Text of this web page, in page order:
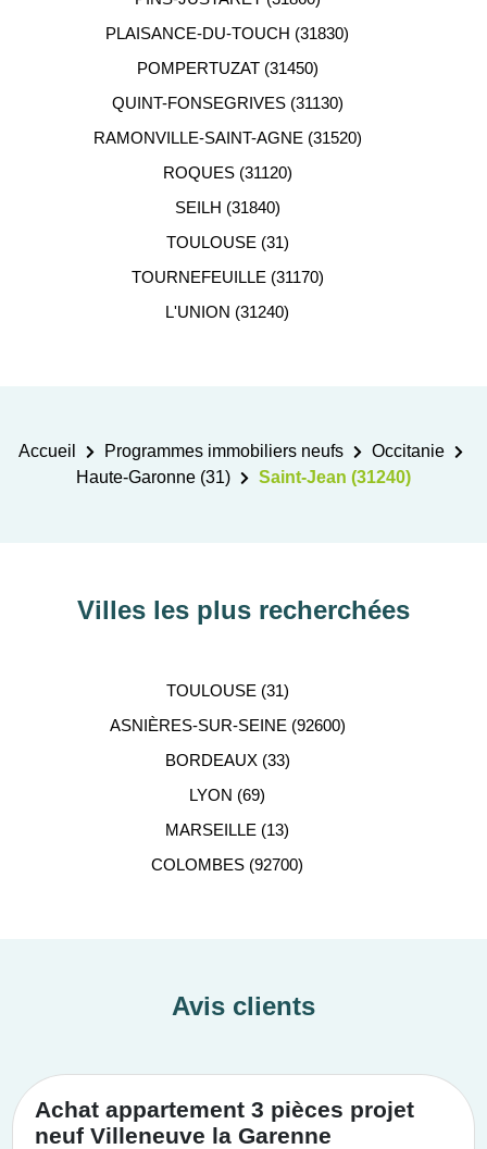
PLAISANCE-DU-TOUCH (31830)
POMPERTUZAT (31450)
QUINT-FONSEGRIVES (31130)
RAMONVILLE-SAINT-AGNE (31520)
ROQUES (31120)
SEILH (31840)
TOULOUSE (31)
TOURNEFEUILLE (31170)
L'UNION (31240)
Accueil Programmes immobiliers neufs
Occitanie
Haute-Garonne (31)
Saint-Jean (31240)
Villes les plus recherchées
TOULOUSE (31)
ASNIÈRES-SUR-SEINE (92600)
BORDEAUX (33)
LYON (69)
MARSEILLE (13)
COLOMBES (92700)
Avis clients
Achat appartement 3 pièces projet
neuf Villeneuve la Garenne